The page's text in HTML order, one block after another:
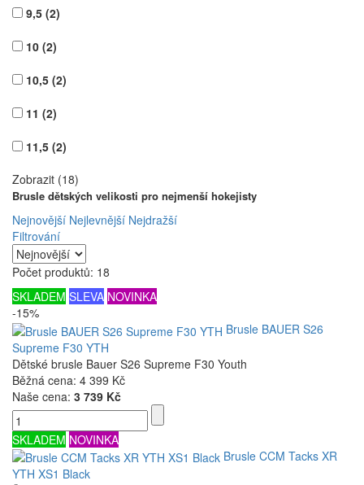
9,5 (2)
10 (2)
10,5 (2)
11 (2)
11,5 (2)
Zobrazit (18)
Brusle dětských velikosti pro nejmenší hokejisty
Nejnovější Nejlevnější Nejdražší
Filtrování
Počet produktů: 18
SKLADEM SLEVA NOVINKA
-15%
Brusle BAUER S26
Supreme F30 YTH
Dětské brusle Bauer S26 Supreme F30 Youth
Běžná cena: 4 399 Kč
Naše cena: 3 739 Kč
SKLADEM NOVINKA
Brusle CCM Tacks XR
YTH XS1 Black